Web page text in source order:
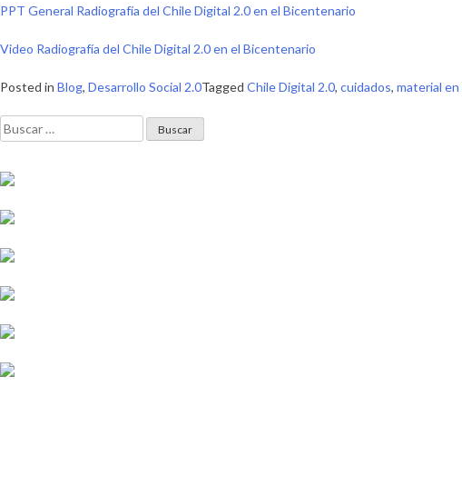
PPT General Radiografía del Chile Digital 2.0 en el Bicentenario
Video Radiografía del Chile Digital 2.0 en el Bicentenario
Posted in Blog, Desarrollo Social 2.0Tagged Chile Digital 2.0, cuidados, material
Buscar: